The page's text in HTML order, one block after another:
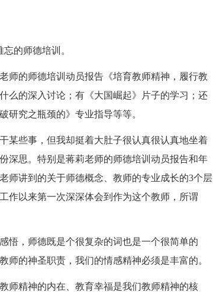
的师德培训。
师的师德培训动员报告《培育教师精神，履行教
么的深入讨论；有《大国崛起》片子的学习；还
研究之瓶颈的》专业指导等等。
某些事，但我却挺着大肚子很认真很认真地坐着
深思。特别是蒋莉老师的师德培训动员报告和年
师讲到的关于师德概念、教师的专业成长的3个层
作以来第一次深深体会到作为这个教师，所谓
悟，师德既是个很复杂的词也是一个很简单的
的神圣职责，我们的情感精神必须是丰富的。
师精神的内在、教育幸福是我们教师精神的核